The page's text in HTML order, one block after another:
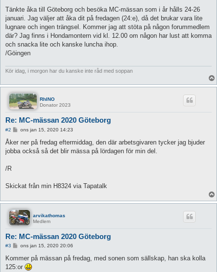
l
g
g
Tänkte åka till Göteborg och besöka MC-mässan som i år hålls 24-26
januari. Jag väljer att åka dit på fredagen (24:e), då det brukar vara lite
lugnare och ingen trängsel. Kommer jag att stöta på någon forummedlem
där? Jag finns i Hondamontern vid kl. 12.00 om någon har lust att komma
och snacka lite och kanske luncha ihop.
/Göingen
Kör idag, i morgon har du kanske inte råd med soppan
RhINO
Donator 2023
Re: MC-mässan 2020 Göteborg
#2
l
g
ons jan 15, 2020 14:23
Åker ner på fredag eftermiddag, den där arbetsgivaren tycker jag bjuder
jobba också så det blir mässa på lördagen för min del.
/R
Skickat från min H8324 via Tapatalk
arvikathomas
Medlem
Re: MC-mässan 2020 Göteborg
#3
l
g
ons jan 15, 2020 20:06
Kommer på mässan på fredag, med sonen som sällskap, han ska kolla
125:or